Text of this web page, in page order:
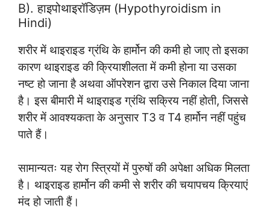
B). हाइपोथाइरॉडिज़म (Hypothyroidism in
Hindi)
शरीर में थाइराइड ग्रंथि के हार्मोन की कमी हो जाए तो इसका
कारण थाइराइड की क्रियाशीलता में कमी होना या उसका
नष्ट हो जाना है अथवा ऑपरेशन द्वारा उसे निकाल दिया जाना
है। इस बीमारी में थाइराइड ग्रंथि सक्रिय नहीं होती, जिससे
शरीर में आवश्यकता के अनुसार T3 व T4 हार्मोन नहीं पहुंच
पाते हैं।
सामान्यतः यह रोग स्त्रियों में पुरुषों की अपेक्षा अधिक मिलता
है। थाइराइड हार्मोन की कमी से शरीर की चयापचय क्रियाएं
मंद हो जाती हैं।